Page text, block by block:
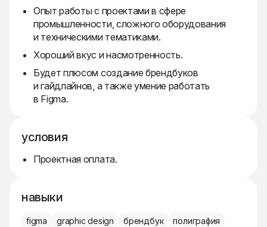
Опыт работы с проектами в сфере
промышленности, сложного оборудования
и техническими тематиками.
Хороший вкус и насмотренность.
Будет плюсом создание брендбуков
и гайдлайнов, а также умение работать
в Figma.
условия
Проектная оплата.
навыки
figma graphic design брендбук
полиграфия